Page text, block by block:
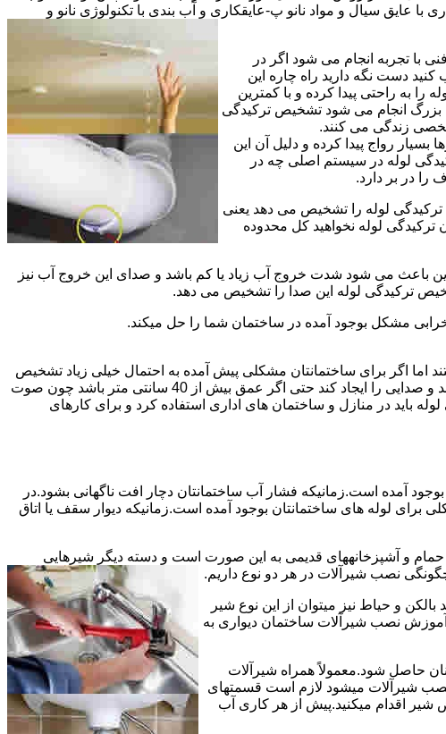
سیال و مواد نانو پ-عایقکاری و آب بندی با تکنولوژی نانو و
با تجربه انجام می شود اگر در
دست نگه دارید راه چاره این
به راحتی پیدا کرده و با کمترین
بزرگ انجام می شود تشخیص ترکیدگی
زندگی می کنند.
رواج پیدا کرده و دلیل آن این
لوله در سیستم اصلی چه در
در بر دارد.
ترکیدگی لوله را تشخیص می دهد یعنی
لوله نخواهید کل محدوده
باعث می شود شدت خروج آب زیاد یا کم باشد و صدای این خروج آب نیز
ترکیدگی لوله این صدا را تشخیص می دهد.
مشکل بوجود آمده در ساختمان شما را حل میکند.
سانتی متری را می توانند نشت یابی کنند و برای عمقی بالاتر از 40 سانت مناسب نیستند اما اگر برای ساختمانتان مشکلی پیش آمده به احتمال خیلی زیاد تشخیص
به درستی انجام می شود زیرا عمق ترکیدگی معمولاً در ساختمان ها بیش از 40 سانت نیست.البته اگر ترکیدگی یا نشتی لوله زیاد باشد و صدایی را ایجاد کند حتی اگر عمق بیش از 40 سانتی متر باشد چون صوت
باید در منازل و ساختمان های اداری استفاده کرد و برای کارهای
آمده است.زمانیکه فشار آب ساختمانتان دچار افت ناگهانی بشود.در
لوله های ساختمانتان بوجود آمده است.زمانیکه دیوار سقف یا اتاق
حمام و آشپزخانههای قدیمی به این صورت است و دسته دیگر شیرهایی
نصب شیرآلات در هر دو نوع داریم.
و حیاط نیز میتوان از این نوع شیر
آموزش نصب شیرآلات ساختمان دیواری به
حاصل شود.معمولاً همراه شیرآلات
نصب شیرآلات میشود لازم است قسمتهای
شیر اقدام میکنید.پیش از هر کاری آب